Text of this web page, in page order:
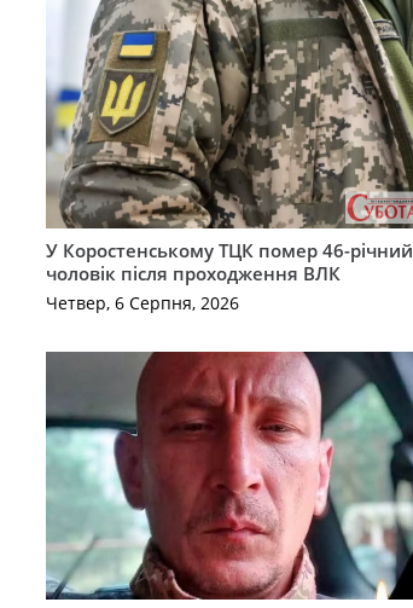
У Коростенському ТЦК помер 46-річний
чоловік після проходження ВЛК
Четвер, 6 Серпня, 2026